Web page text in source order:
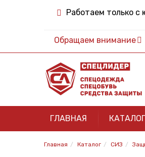
Работаем только
Обращаем внимание
ГЛАВНАЯ КАТАЛОГ
Главная Каталог СИЗ